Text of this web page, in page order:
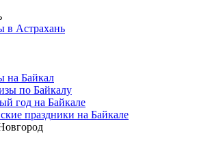
в Астрахань
на Байкал
по Байкалу
год на Байкале
праздники на Байкале